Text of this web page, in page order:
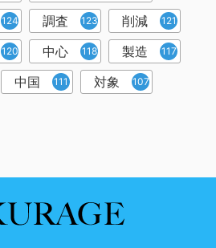
124 調査 123 削減 121
120 中心 118 製造 117
中国 111 対象 107